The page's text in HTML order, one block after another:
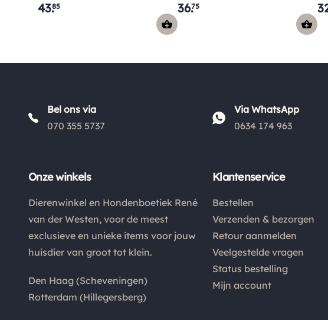
43.85 36.75
Bel ons via
070 355 5737
Via WhatsApp
0634 174 963
Onze winkels
Dierenwinkel en Hondenboetiek René
van der Westen, voor de meest
exclusieve en unieke items voor jouw
huisdier van groot tot klein.
Den Haag (Scheveningen)
Rotterdam (Hillegersberg)
Klantenservice
Bestellen
Verzenden & bezorgen
Retour aanmelden
Veelgestelde vragen
Status bestelling
Mijn account